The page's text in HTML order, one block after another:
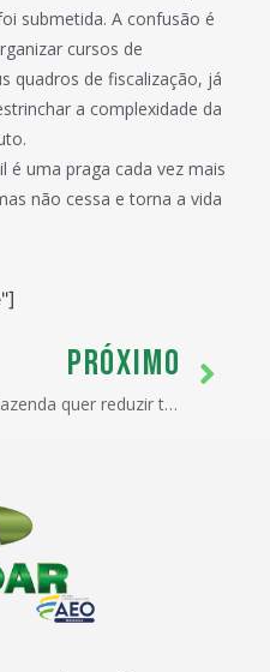
submetida. A confusão é
cursos de
quadros de fiscalização, já
a complexidade da
é uma praga cada vez mais
não cessa e torna a vida
PRÓXIMO
Fazenda quer reduzir tarifas de importação para derrubar juros